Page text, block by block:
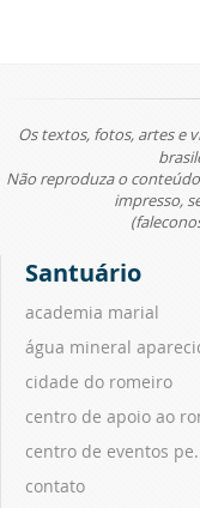
Os textos, fotos, artes e
Não reproduza o
impresso,
Santuário
academia marial
água mineral
cidade do romeiro
centro de apoio ao
centro de eventos
contato